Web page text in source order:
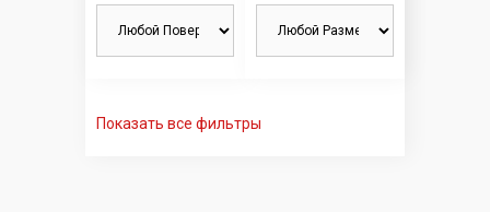
Показать все фильтры